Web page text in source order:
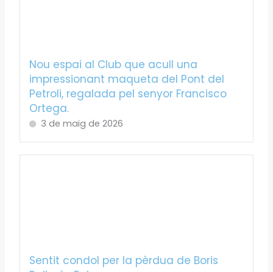
Nou espai al Club que acull una
impressionant maqueta del Pont del
Petroli, regalada pel senyor Francisco
Ortega.
3 de maig de 2026
Sentit condol per la pèrdua de Boris